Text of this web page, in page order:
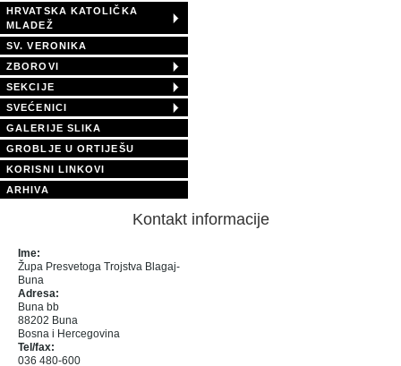
HRVATSKA KATOLIČKA
MLADEŽ
SV. VERONIKA
ZBOROVI
SEKCIJE
SVEĆENICI
GALERIJE SLIKA
GROBLJE U ORTIJEŠU
KORISNI LINKOVI
ARHIVA
Kontakt informacije
Ime:
Župa Presvetoga Trojstva Blagaj-
Buna
Adresa:
Buna bb
88202 Buna
Bosna i Hercegovina
Tel/fax:
036 480-600